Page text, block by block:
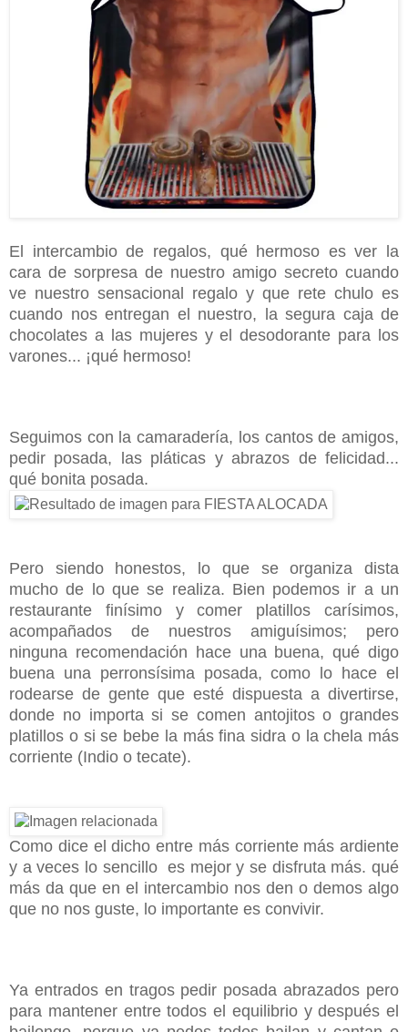
El intercambio de regalos, qué hermoso es ver la
cara de sorpresa de nuestro amigo secreto cuando
ve nuestro sensacional regalo y que rete chulo es
cuando nos entregan el nuestro, la segura caja de
chocolates a las mujeres y el desodorante para los
varones... ¡qué hermoso!
Seguimos con la camaradería, los cantos de amigos,
pedir posada, las pláticas y abrazos de felicidad...
qué bonita posada.
Pero siendo honestos, lo que se organiza dista
mucho de lo que se realiza. Bien podemos ir a un
restaurante finísimo y comer platillos carísimos,
acompañados de nuestros amiguísimos; pero
ninguna recomendación hace una buena, qué digo
buena una perronsísima posada, como lo hace el
rodearse de gente que esté dispuesta a divertirse,
donde no importa si se comen antojitos o grandes
platillos o si se bebe la más fina sidra o la chela más
corriente (Indio o tecate).
Como dice el dicho entre más corriente más ardiente
y a veces lo sencillo es mejor y se disfruta más. qué
más da que en el intercambio nos den o demos algo
que no nos guste, lo importante es convivir.
Ya entrados en tragos pedir posada abrazados pero
para mantener entre todos el equilibrio y después el